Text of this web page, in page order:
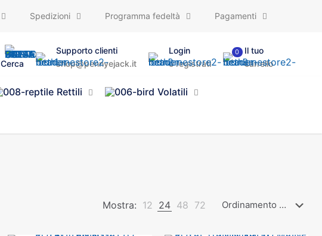
Spedizioni Programma fedeltà Pagamenti
Cerca
Supporto clienti
shop@pennyejack.it
Login
o registrati
0
Il tuo
carrello
Rettili Volatili
Mostra: 12 24 48 72